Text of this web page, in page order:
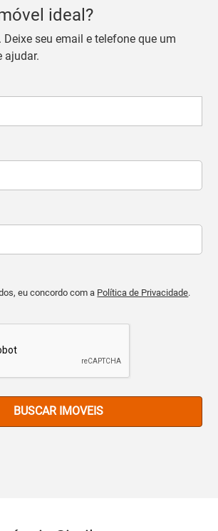
ideal?
Deixe seu email e telefone que um
ajudar.
eu concordo com a Política de Privacidade.
BUSCAR IMOVEIS